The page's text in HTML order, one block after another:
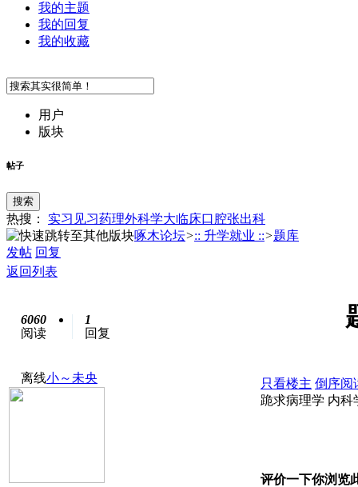
我的主题
我的回复
我的收藏
用户
版块
帖子
搜索
热搜： 实习 见习药理外科学大临床口腔张出科
啄木论坛>:: 升学就业 ::>题库
发帖 回复
返回列表
6060
阅读
1
回复
离线小～未央 只看楼主 倒序阅
跪求病理学 内科
评价一下你浏览